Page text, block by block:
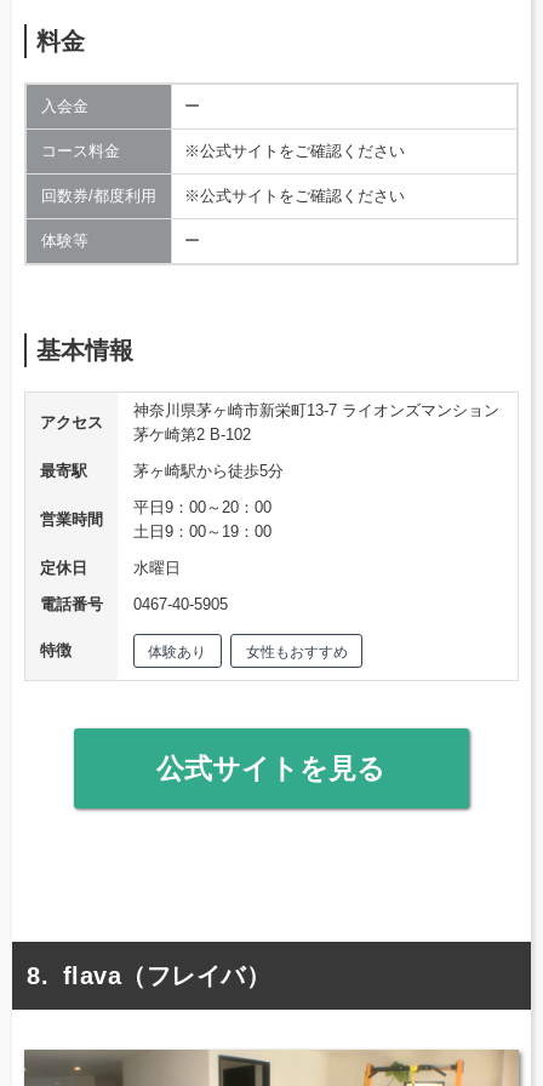
料金
入会金 ー
コース料金 ※公式サイトをご確認ください
回数券/都度利用 ※公式サイトをご確認ください
体験等 ー
基本情報
アクセス
神奈川県茅ヶ崎市新栄町13-7 ライオンズマンション
茅ケ崎第2 B-102
最寄駅
茅ヶ崎駅から徒歩5分
営業時間
平日9：00～20：00
土日9：00～19：00
定休日
水曜日
電話番号
0467-40-5905
特徴 体験あり 女性もおすすめ
公式サイトを見る
flava（フレイバ）